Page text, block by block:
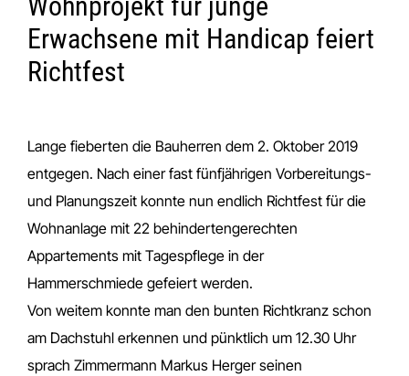
Erwachsene mit Handicap feiert
Richtfest
Lange fieberten die Bauherren dem 2. Oktober 2019
entgegen. Nach einer fast fünfjährigen Vorbereitungs-
und Planungszeit konnte nun endlich Richtfest für die
Wohnanlage mit 22 behindertengerechten
Appartements mit Tagespflege in der
Hammerschmiede gefeiert werden.
Von weitem konnte man den bunten Richtkranz schon
am Dachstuhl erkennen und pünktlich um 12.30 Uhr
sprach Zimmermann Markus Herger seinen